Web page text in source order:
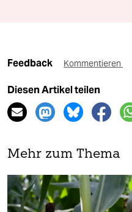
Feedback Kommentieren
Diesen Artikel teilen
Mehr zum Thema